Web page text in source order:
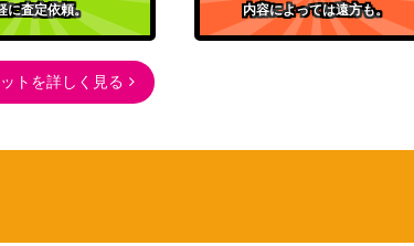
（ONE PIECE CARD THE
BEST）
バンダイ
（新時代の主役）
】 1,600
に査定依頼。
内容によっては遠方も。
トを詳しく見る